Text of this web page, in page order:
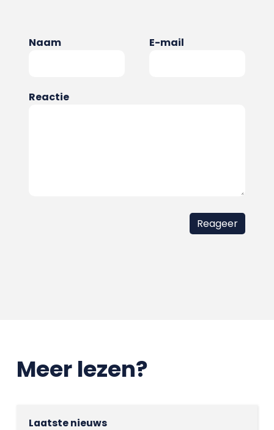
Naam E-mail
Reactie
Meer lezen?
Laatste nieuws